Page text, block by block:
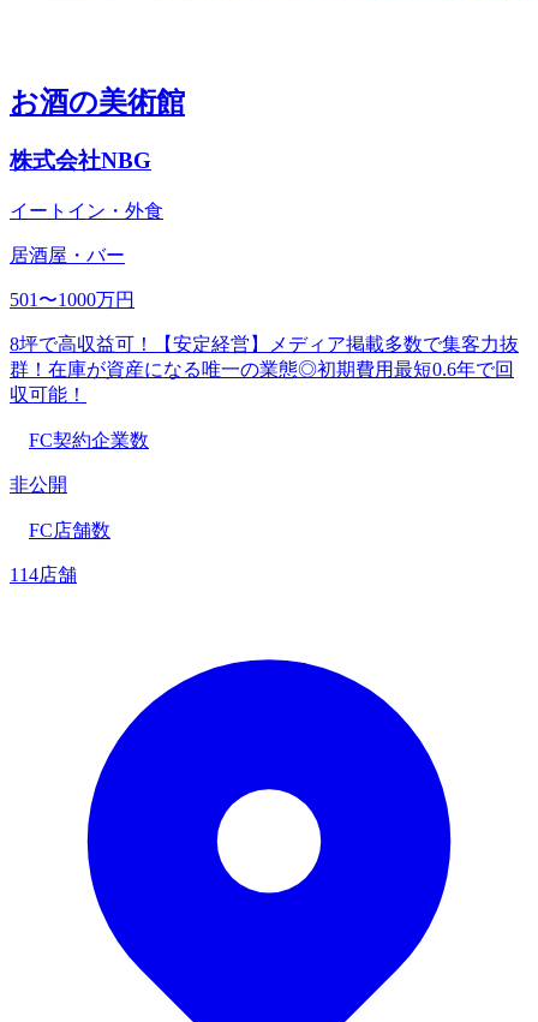
お酒の美術館
株式会社NBG
イートイン・外食
居酒屋・バー
501〜1000万円
8坪で高収益可！【安定経営】メディア掲載多数で集客力抜
群！在庫が資産になる唯一の業態◎初期費用最短0.6年で回
収可能！
FC契約企業数
非公開
FC店舗数
114店舗